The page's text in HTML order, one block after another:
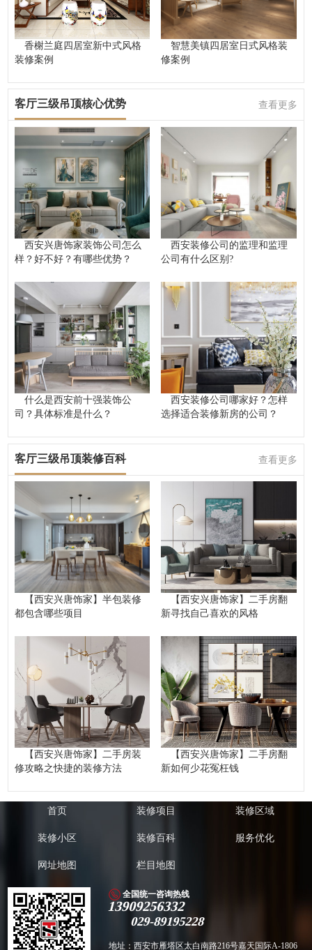
香榭兰庭四居室新中式风格
装修案例
智慧美镇四居室日式风格装
修案例
客厅三级吊顶核心优势 查看更多
西安兴唐饰家装饰公司怎么
样？好不好？有哪些优势？
西安装修公司的监理和监理
公司有什么区别?
什么是西安前十强装饰公
司？具体标准是什么？
西安装修公司哪家好？怎样
选择适合装修新房的公司？
客厅三级吊顶装修百科 查看更多
【西安兴唐饰家】半包装修
都包含哪些项目
【西安兴唐饰家】二手房翻
新寻找自己喜欢的风格
【西安兴唐饰家】二手房装
修攻略之快捷的装修方法
【西安兴唐饰家】二手房翻
新如何少花冤枉钱
首页 装修项目 装修区域
装修小区 装修百科 服务优化
网址地图 栏目地图
全国统一咨询热线
13909256332
029-89195228
地址：西安市雁塔区太白南路216号嘉天国际A-1806